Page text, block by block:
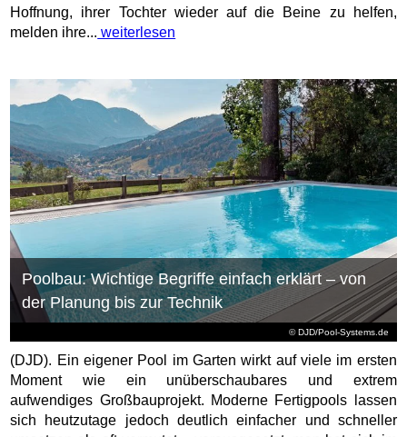
Hoffnung, ihrer Tochter wieder auf die Beine zu helfen,
melden ihre... weiterlesen
© DJD/Pool-Systems.de
Poolbau: Wichtige Begriffe einfach erklärt – von
der Planung bis zur Technik
(DJD). Ein eigener Pool im Garten wirkt auf viele im ersten
Moment wie ein unüberschaubares und extrem
aufwendiges Großbauprojekt. Moderne Fertigpools lassen
sich heutzutage jedoch deutlich einfacher und schneller